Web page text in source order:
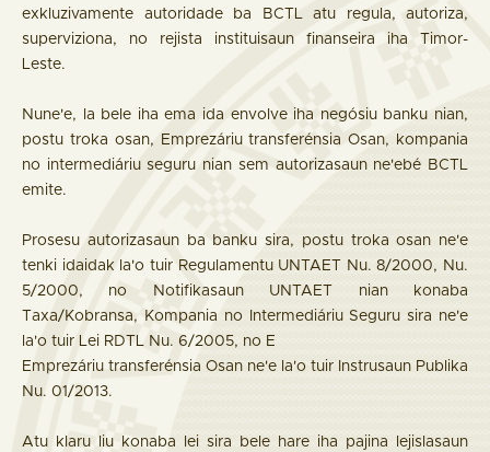
exkluzivamente autoridade ba BCTL atu regula, autoriza,
superviziona, no rejista instituisaun finanseira iha Timor-
Leste.
Nune'e, la bele iha ema ida envolve iha negósiu banku nian,
postu troka osan, Emprezáriu transferénsia Osan, kompania
no intermediáriu seguru nian sem autorizasaun ne'ebé BCTL
emite.
Prosesu autorizasaun ba banku sira, postu troka osan ne'e
tenki idaidak la'o tuir Regulamentu UNTAET Nu. 8/2000, Nu.
5/2000, no Notifikasaun UNTAET nian konaba
Taxa/Kobransa, Kompania no Intermediáriu Seguru sira ne'e
la'o tuir Lei RDTL Nu. 6/2005, no E
Emprezáriu transferénsia Osan ne'e la'o tuir Instrusaun Publika
Nu. 01/2013.
Atu klaru liu konaba lei sira bele hare iha pajina lejislasaun